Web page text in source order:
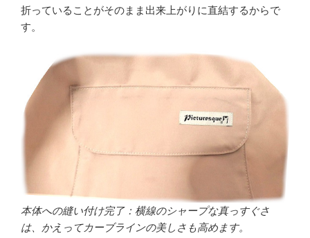
折っていることがそのまま出来上がりに直結するからで
す。
本体への縫い付け完了：横線のシャープな真っすぐさ
は、かえってカーブラインの美しさも高めます。